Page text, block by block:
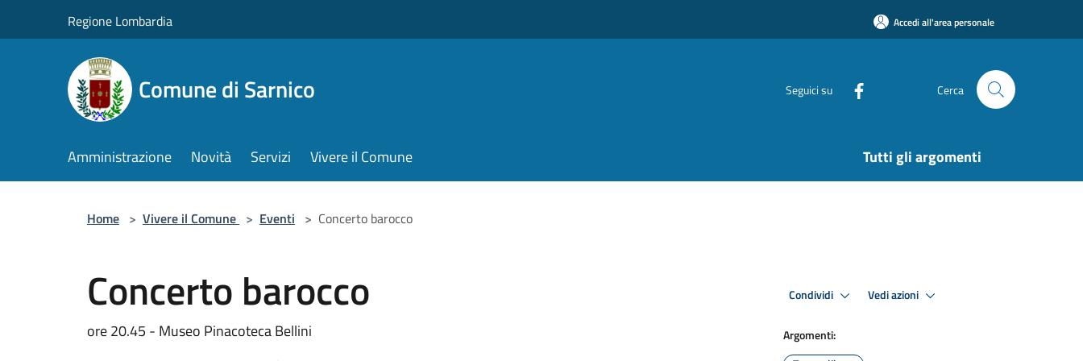
Regione Lombardia Accedi all'area personale
Comune di Sarnico Seguici su Cerca
Amministrazione Novità Servizi Vivere il Comune Tutti gli argomenti
Home > Vivere il Comune > Eventi > Concerto barocco
Concerto barocco
ore 20.45 - Museo Pinacoteca Bellini
Condividi Vedi azioni
Argomenti: